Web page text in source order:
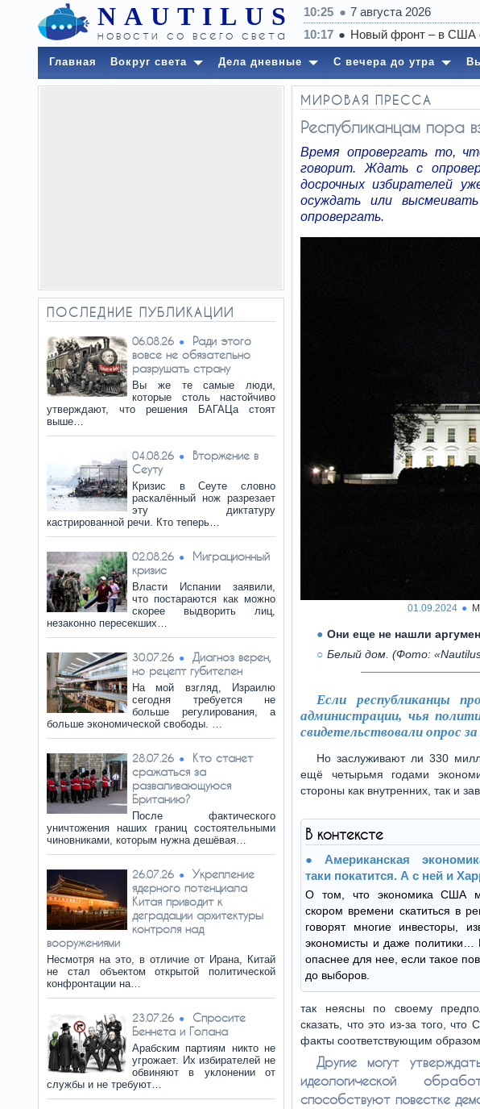
NAUTILUS
новости со всего света
10:25 7 августа 2026
Главная Вокруг света Дела дневные С вечера до утра
ПОСЛЕДНИЕ ПУБЛИКАЦИИ
06.08.26
Ради этого
вовсе не обязательно
разрушать страну
Вы же те самые люди,
которые столь настойчиво
утверждают, что решения БАГАЦа стоят
выше…
04.08.26
Вторжение в
Сеуту
Кризис в Сеуте словно
раскалённый нож разрезает
эту диктатуру
кастрированной речи. Кто теперь…
02.08.26
Миграционный
кризис
Власти Испании заявили,
что постараются как можно
скорее выдворить лиц,
незаконно пересекших…
30.07.26
Диагноз верен,
но рецепт губителен
На мой взгляд, Израилю
сегодня требуется не
больше регулирования, а
больше экономической свободы. …
28.07.26
Кто станет
сражаться за
разваливающуюся
Британию?
После фактического
уничтожения наших границ состоятельными
чиновниками, которым нужна дешёвая…
26.07.26
Укрепление
ядерного потенциала
Китая приводит к
деградации архитектуры
контроля над
вооружениями
Несмотря на это, в отличие от Ирана, Китай
не стал объектом открытой политической
конфронтации на…
23.07.26
Спросите
Беннета и Голана
Арабским партиям никто не
угрожает. Их избирателей не
обвиняют в уклонении от
службы и не требуют…
МИРОВАЯ ПРЕССА
Республиканцам пора
Время опровергать то,
говорит. Ждать с
досрочных избирателей
осуждать или
опровергать.
01.09.2024
Они еще не нашли
Белый дом. (Фото:
Если республиканцы
администрации, чья
свидетельствовали опрос
Но заслуживают ли 330
ещё четырьмя годами
стороны как внутренних, так и
В контексте
Американская
таки покатится. А с ней и
О том, что экономика США
скором времени скатиться в
говорят многие инвесторы,
экономисты и даже политики…
опаснее для нее, если такое
до выборов.
так неясны по своему
сказать, что это из-за того,
факты соответствующим образом.
Другие могут
идеологической
способствуют повестке